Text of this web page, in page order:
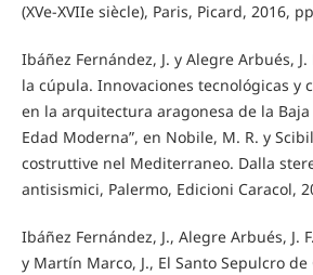
(XVe-XVIIe siècle), Paris, Picard, 2016,
Ibáñez Fernández, J. y Alegre Arbués, J.
la cúpula. Innovaciones tecnológicas y
en la arquitectura aragonesa de la
Edad Moderna”, en Nobile, M. R. y
costruttive nel Mediterraneo. Dalla
antisismici, Palermo, Edicioni Caracol,
Ibáñez Fernández, J., Alegre Arbués, J.
y Martín Marco, J., El Santo Sepulcro de